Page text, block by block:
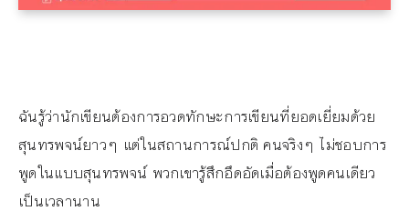
ฉันรู้ว่านักเขียนต้องการอวดทักษะการเขียนที่ยอดเยี่ยมด้วย
สุนทรพจน์ยาวๆ แต่ในสถานการณ์ปกติ คนจริงๆ ไม่ชอบการ
พูดในแบบสุนทรพจน์ พวกเขารู้สึกอึดอัดเมื่อต้องพูดคนเดียว
เป็นเวลานาน